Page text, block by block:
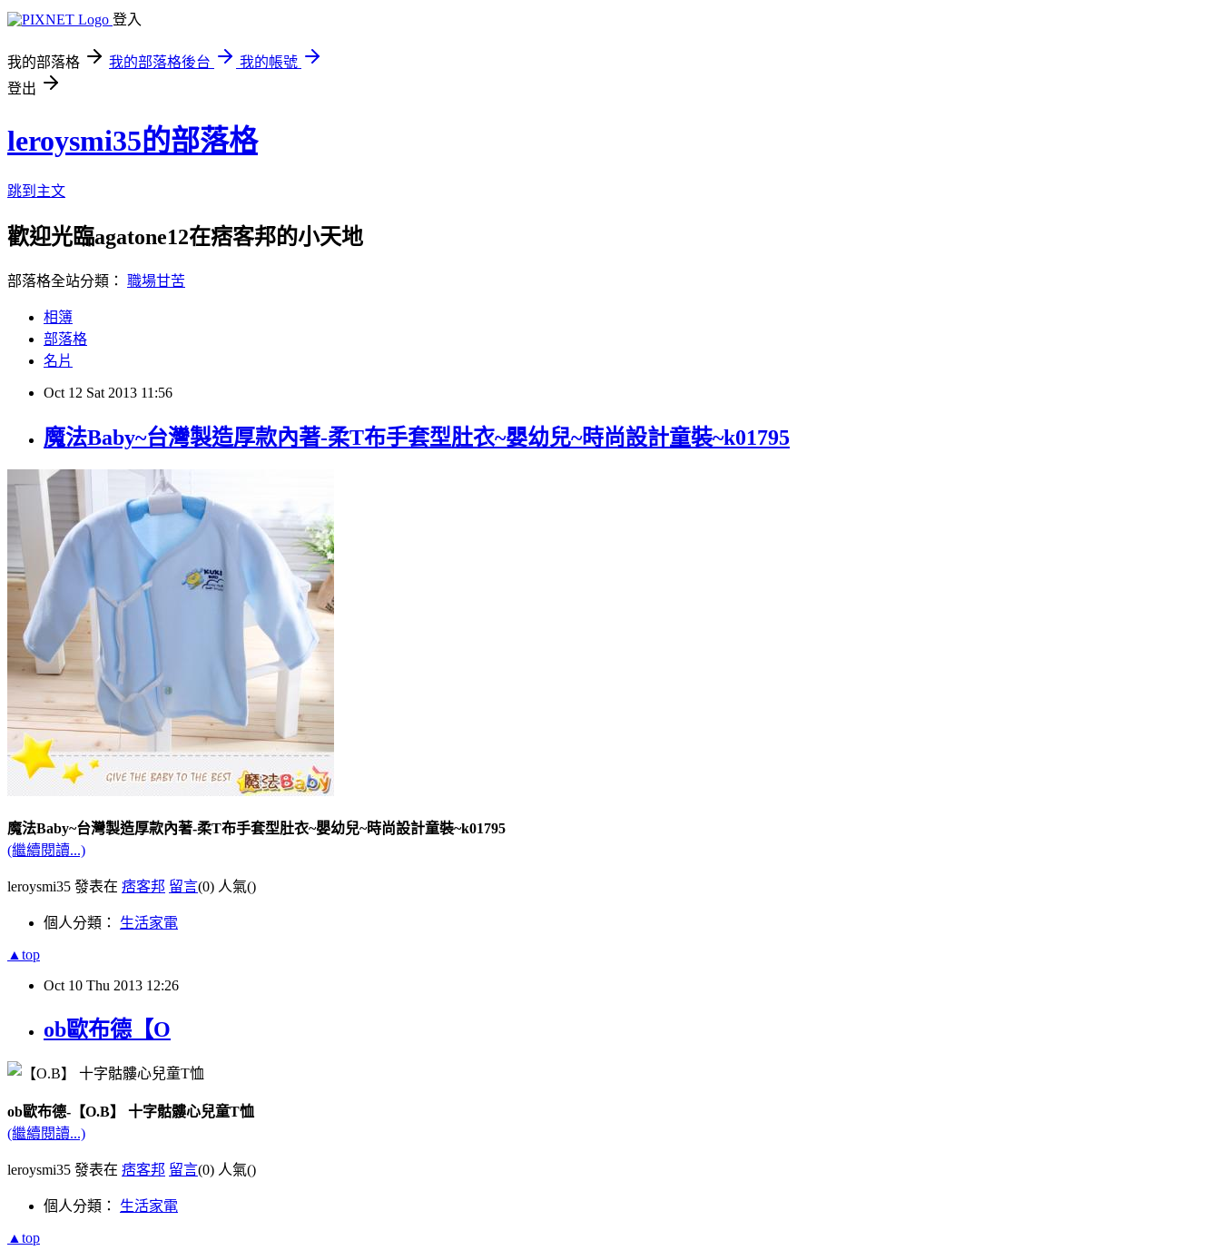
登入
我的部落格 我的部落格後台
我的帳號
登出
leroysmi35的部落格
跳到主文
歡迎光臨agatone12在痞客邦的小天地
部落格全站分類： 職場甘苦
相簿
部落格
名片
Oct 12 Sat 2013 11:56
魔法Baby~台灣製造厚款內著-柔T布手套型肚衣~嬰幼兒~時尚設計童裝~k01795
魔法Baby~台灣製造厚款內著-柔T布手套型肚衣~嬰幼兒~時尚設計童裝~k01795
(繼續閱讀...)
leroysmi35 發表在 痞客邦 留言(0) 人氣()
個人分類： 生活家電
▲top
Oct 10 Thu 2013 12:26
ob歐布德【O
ob歐布德-【O.B】 十字骷髏心兒童T恤
(繼續閱讀...)
leroysmi35 發表在 痞客邦 留言(0) 人氣()
個人分類： 生活家電
▲top